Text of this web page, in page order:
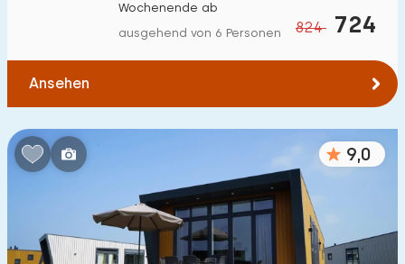
€ 0 — € 1000+
Schlafzimmern:
3 4
Badezimmer:
824 724
Wochenende ab
ausgehend von 6 Personen
Ansehen
9,0